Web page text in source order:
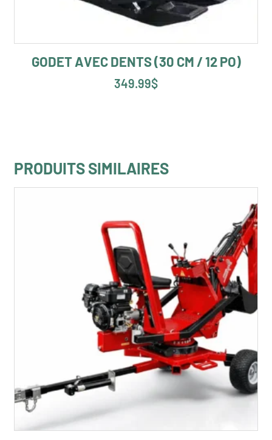
GODET AVEC DENTS (30 CM / 12 PO)
349.99$
PRODUITS SIMILAIRES